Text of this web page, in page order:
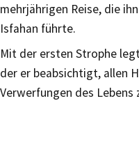
mehrjährigen Reise, die
Isfahan führte.
Mit der ersten Strophe
der er beabsichtigt, allen
Verwerfungen des Lebens